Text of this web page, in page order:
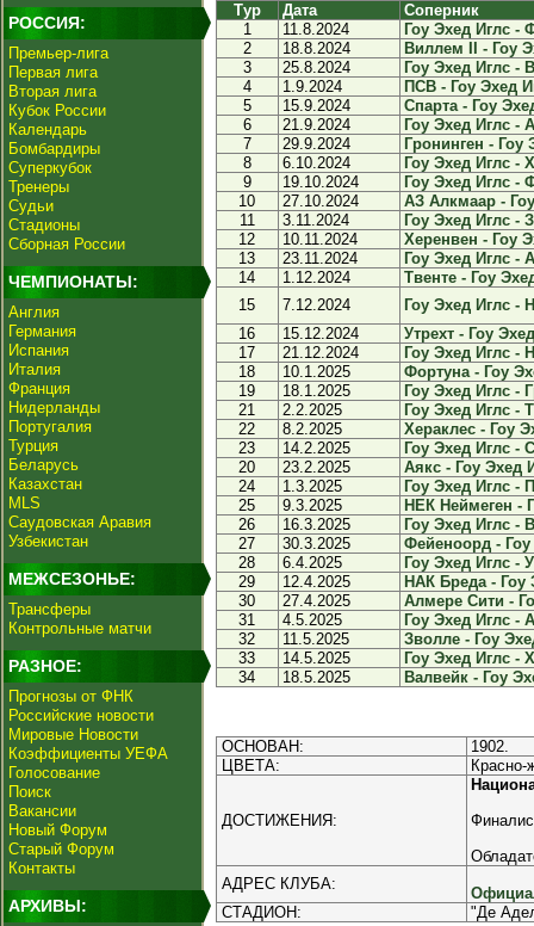
РОССИЯ:
Премьер-лига
Первая лига
Вторая лига
Кубок России
Календарь
Бомбардиры
Суперкубок
Тренеры
Судьи
Стадионы
Сборная России
ЧЕМПИОНАТЫ:
Англия
Германия
Испания
Италия
Франция
Нидерланды
Португалия
Турция
Беларусь
Казахстан
MLS
Саудовская Аравия
Узбекистан
МЕЖСЕЗОНЬЕ:
Трансферы
Контрольные матчи
РАЗНОЕ:
Прогнозы от ФНК
Российские новости
Мировые Новости
Коэффициенты УЕФА
Голосование
Поиск
Вакансии
Новый Форум
Старый Форум
Контакты
АРХИВЫ:
Тур Дата
Соперник
1
11.8.2024
Гоу Эхед Иглс -
2
18.8.2024
Виллем II - Гоу
3
25.8.2024
Гоу Эхед Иглс -
4
1.9.2024
ПСВ - Гоу Эхед
5
15.9.2024
Спарта - Гоу
6
21.9.2024
Гоу Эхед Иглс -
7
29.9.2024
Гронинген - Гоу
8
6.10.2024
Гоу Эхед Иглс -
9
19.10.2024
Гоу Эхед Иглс -
10
27.10.2024
АЗ Алкмаар -
11
3.11.2024
Гоу Эхед Иглс -
12
10.11.2024
Херенвен - Гоу
13
23.11.2024
Гоу Эхед Иглс -
14
1.12.2024
Твенте - Гоу
15
7.12.2024
Гоу Эхед Иглс -
16
15.12.2024
Утрехт - Гоу
17
21.12.2024
Гоу Эхед Иглс -
18
10.1.2025
Фортуна - Гоу
19
18.1.2025
Гоу Эхед Иглс -
21
2.2.2025
Гоу Эхед Иглс -
22
8.2.2025
Хераклес - Гоу
23
14.2.2025
Гоу Эхед Иглс -
20
23.2.2025
Аякс - Гоу Эхед
24
1.3.2025
Гоу Эхед Иглс -
25
9.3.2025
НЕК Неймеген -
26
16.3.2025
Гоу Эхед Иглс -
27
30.3.2025
Фейеноорд - Гоу
28
6.4.2025
Гоу Эхед Иглс -
29
12.4.2025
НАК Бреда - Гоу
30
27.4.2025
Алмере Сити -
31
4.5.2025
Гоу Эхед Иглс -
32
11.5.2025
Зволле - Гоу
33
14.5.2025
Гоу Эхед Иглс -
34
18.5.2025 Валвейк - Гоу
ОСНОВАН:
1902.
ЦВЕТА:
ДОСТИЖЕНИЯ:
АДРЕС КЛУБА:
СТАДИОН:
"Де